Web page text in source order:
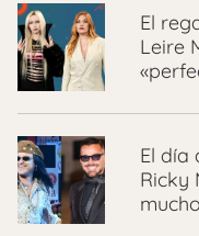
El
Leire
El día
Ricky